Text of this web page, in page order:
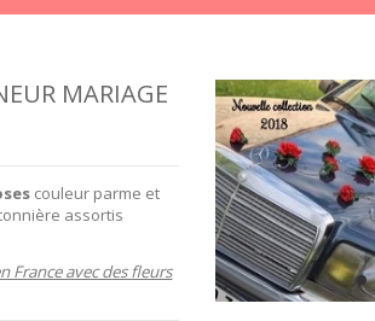
MARIAGE
couleur parme et
assortis
France avec des fleurs